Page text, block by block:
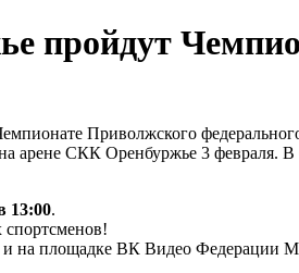
пройдут
Приволжского
арене СКК Оренбуржье 3 февраля.
13:00.
и на площадке ВК Видео